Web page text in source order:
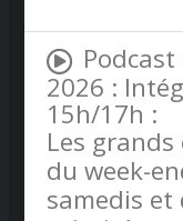
2026 :
15h/17h :
Les
du week-
samedis et